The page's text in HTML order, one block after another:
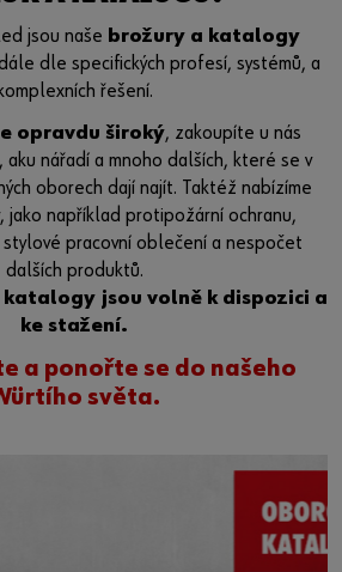
jsou naše brožury a katalogy
dle specifických profesí, systémů, a
komplexních řešení.
opravdu široký, zakoupíte u nás
aku nářadí a mnoho dalších, které se v
oborech dají najít. Taktéž nabízíme
jako například protipožární ochranu,
stylové pracovní oblečení a nespočet
dalších produktů.
katalogy jsou volně k dispozici a
ke stažení.
a ponořte se do našeho
světa.